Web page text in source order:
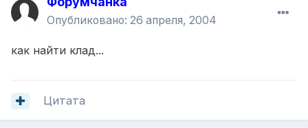
Опубликовано: 26 апреля, 2004
как найти клад...
Цитата